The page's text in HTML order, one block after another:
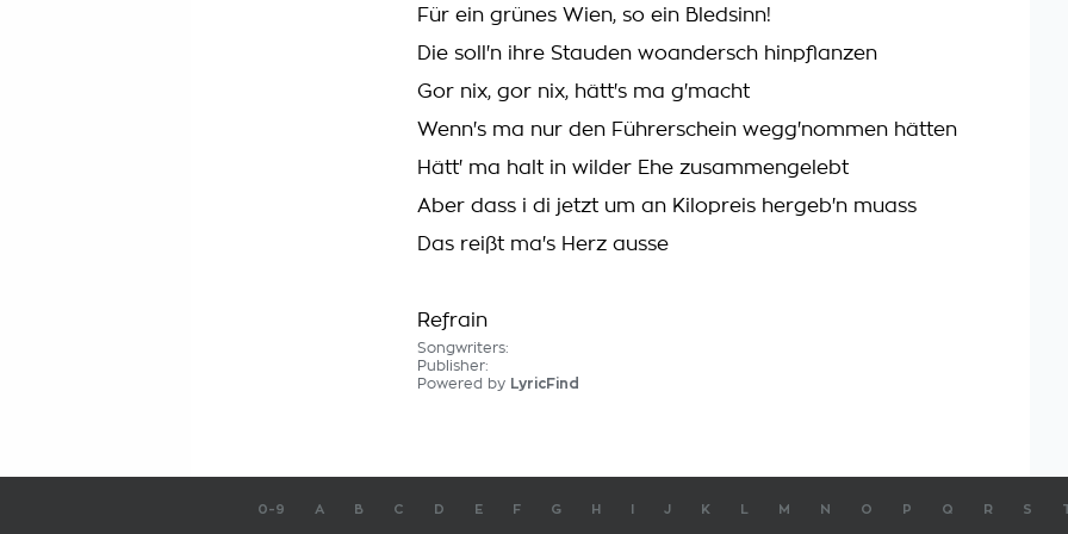
Für ein grünes Wien, so ein Bledsinn!
Die soll'n ihre Stauden woandersch hinpflanzen
Gor nix, gor nix, hätt's ma g'macht
Wenn's ma nur den Führerschein wegg'nommen hätten
Hätt' ma halt in wilder Ehe zusammengelebt
Aber dass i di jetzt um an Kilopreis hergeb'n muass
Das reißt ma's Herz ausse
Refrain
Songwriters:
Publisher:
Powered by LyricFind
0-9 A B C D E F G H J K M N O P Q R S